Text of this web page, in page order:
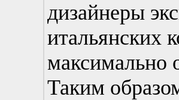
дизайнеры
итальянских
максимально
Таким